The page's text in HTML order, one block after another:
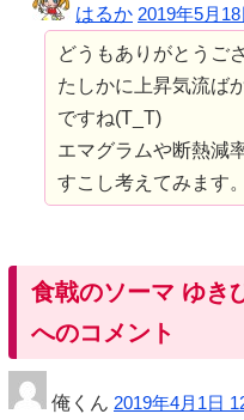
はるか 2019年5月
どうもありがとうご
たしかに上昇気流ば
ですね(T_T)
エマグラムや断熱減
すこし考えてみます。
食戟のソーマ ゆき
へのコメント
俺くん 2019年4月1日